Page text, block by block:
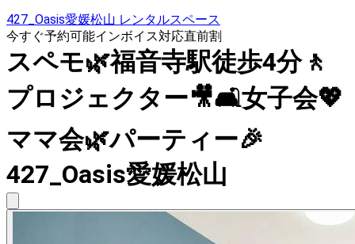
427_Oasis愛媛松山 レンタルスペース
今すぐ予約可能インボイス対応直前割
スペモ🌿福音寺駅徒歩4分🚶
プロジェクター🎥🛋女子会💖
ママ会🌿パーティー🎉
427_Oasis愛媛松山